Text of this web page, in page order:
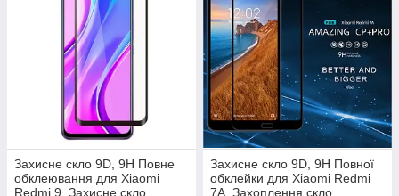
Захисне скло 9D, 9H Повне
обклеювання для Xiaomi
Redmi 9, Захисне скло
Захисне скло 9D, 9H Повної
обклейки для Xiaomi Redmi
7A, Захоплення скло